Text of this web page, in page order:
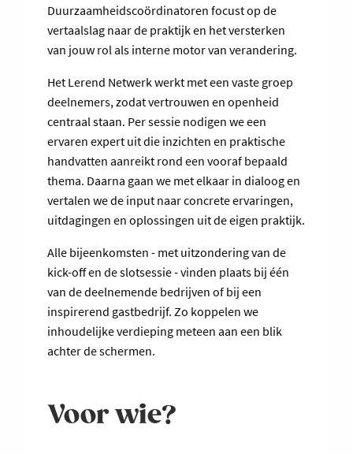
Duurzaamheidscoördinatoren focust op de
vertaalslag naar de praktijk en het versterken
van jouw rol als interne motor van verandering.
Het Lerend Netwerk werkt met een vaste groep
deelnemers, zodat vertrouwen en openheid
centraal staan. Per sessie nodigen we een
ervaren expert uit die inzichten en praktische
handvatten aanreikt rond een vooraf bepaald
thema. Daarna gaan we met elkaar in dialoog en
vertalen we de input naar concrete ervaringen,
uitdagingen en oplossingen uit de eigen praktijk.
Alle bijeenkomsten - met uitzondering van de
kick-off en de slotsessie - vinden plaats bij één
van de deelnemende bedrijven of bij een
inspirerend gastbedrijf. Zo koppelen we
inhoudelijke verdieping meteen aan een blik
achter de schermen.
Voor wie?